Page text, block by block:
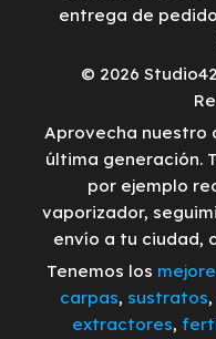
entrega de
© 2026
Aprovecha nuestro
última generación.
por ejemplo
vaporizador,
envío a tu ciudad,
Tenemos los
carpas, sustratos,
extractores,